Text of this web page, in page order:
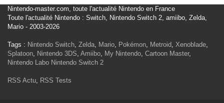
Nintendo-master.com, toute l'actualité Nintendo en France
Toute l'actualité Nintendo : Switch, Nintendo Switch 2, amiibo, Zelda,
Mario - 2003-2026
Tags : Nintendo Switch, Zelda, Mario, Pokémon, Metroid, Xenoblade,
Splatoon, Nintendo 3DS, Amiibo, My Nintendo, Cartoon Master,
Nintendo Labo Nintendo Switch 2
RSS Actu, RSS Tests